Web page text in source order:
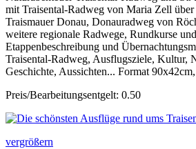
mit Traisental-Radweg von Maria Zell über
Traismauer Donau, Donauradweg von
weitere regionale Radwege, Rundkurse
Etappenbeschreibung und
Traisental-Radweg, Ausflugsziele, Kultur,
Geschichte, Aussichten... Format
Preis/Bearbeitungsentgelt: 0.50
vergrößern